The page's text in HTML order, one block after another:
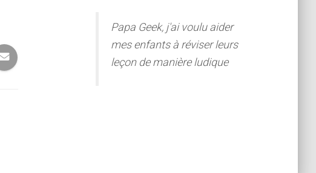
Papa Geek, j'ai voulu aider
mes enfants à réviser leurs
leçon de manière ludique